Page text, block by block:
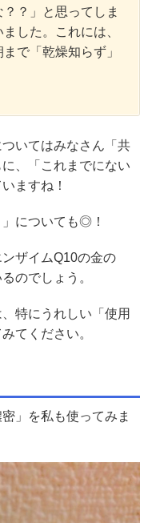
？」と思ってしま
した。これには、
で「乾燥知らず」
いてはみなさん「共
、「これまでにない
ますね！
」についても◎！
ザイムQ10の金の
のでしょう。
特にうれしい「使用
てください。
」を私も使ってみま